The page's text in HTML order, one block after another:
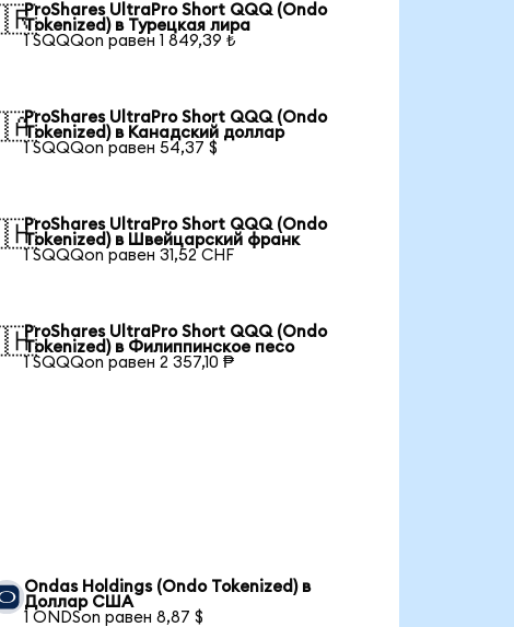
ProShares UltraPro Short QQQ (Ondo
Tokenized) в Турецкая лира
1 SQQQon равен 1 849,39 ₺
ProShares UltraPro Short QQQ (Ondo
Tokenized) в Канадский доллар
1 SQQQon равен 54,37 $
ProShares UltraPro Short QQQ (Ondo
Tokenized) в Швейцарский франк
1 SQQQon равен 31,52 CHF
ProShares UltraPro Short QQQ (Ondo
Tokenized) в Филиппинское песо
1 SQQQon равен 2 357,10 ₱
Ondas Holdings (Ondo Tokenized) в
Доллар США
1 ONDSon равен 8,87 $